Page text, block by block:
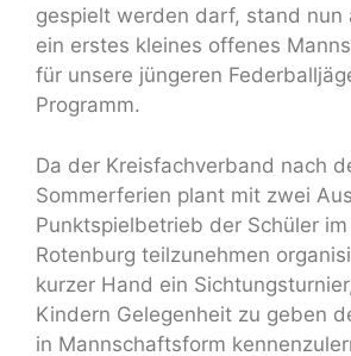
gespielt werden darf, stand nun
ein erstes kleines offenes
für unsere jüngeren
Programm.
Da der Kreisfachverband nach
Sommerferien plant mit zwei
Punktspielbetrieb der Schüler im
Rotenburg teilzunehmen
kurzer Hand ein
Kindern Gelegenheit zu geben
in Mannschaftsform